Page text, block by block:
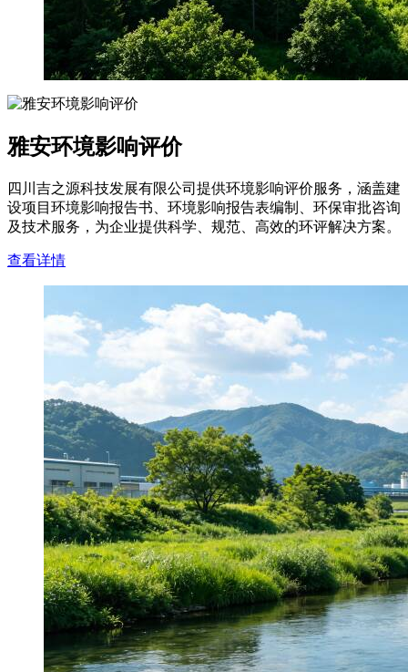
雅安环境影响评价
四川吉之源科技发展有限公司提供环境影响评价服务，涵盖建
设项目环境影响报告书、环境影响报告表编制、环保审批咨询
及技术服务，为企业提供科学、规范、高效的环评解决方案。
查看详情